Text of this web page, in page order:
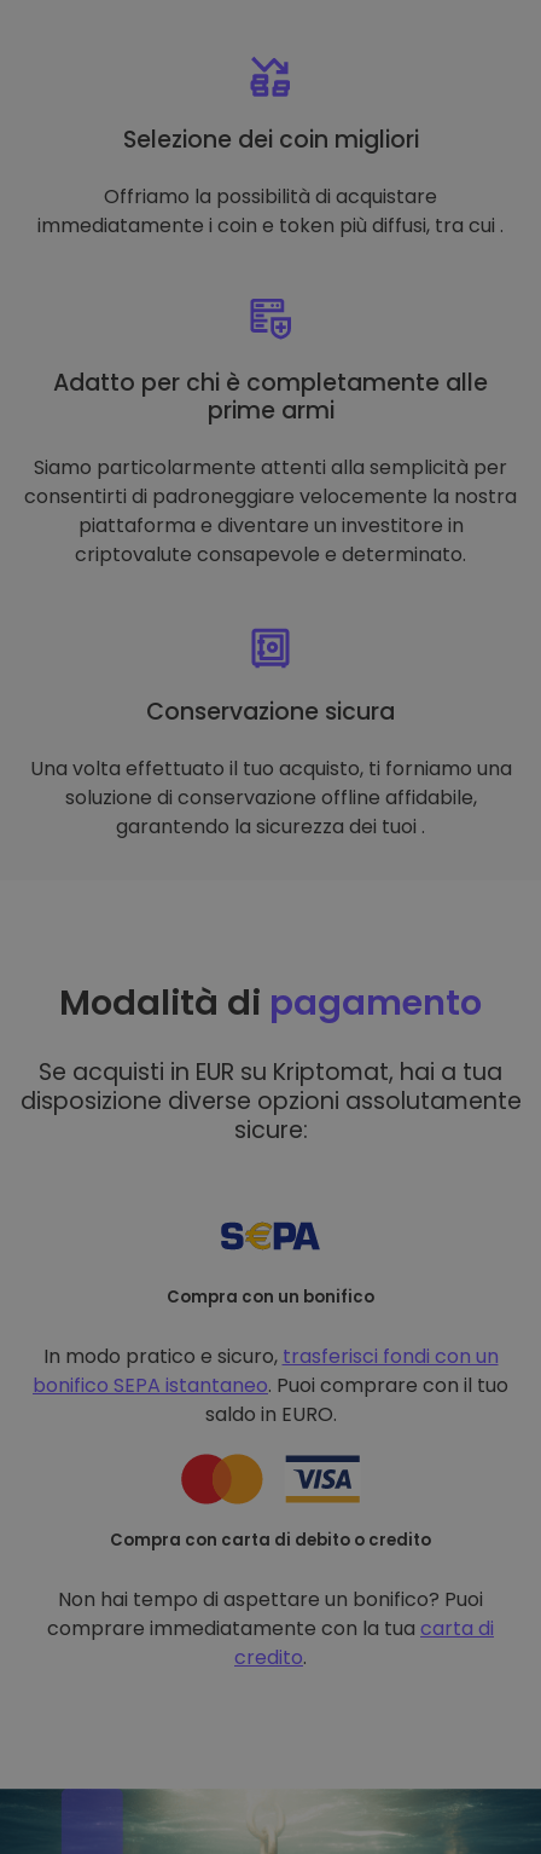
Selezione dei coin migliori
Offriamo la possibilità di acquistare
immediatamente i coin e token più diffusi, tra cui .
Adatto per chi è completamente alle
prime armi
Siamo particolarmente attenti alla semplicità per
consentirti di padroneggiare velocemente la nostra
piattaforma e diventare un investitore in
criptovalute consapevole e determinato.
Conservazione sicura
Una volta effettuato il tuo acquisto, ti forniamo una
soluzione di conservazione offline affidabile,
garantendo la sicurezza dei tuoi .
Modalità di pagamento
Se acquisti in EUR su Kriptomat, hai a tua
disposizione diverse opzioni assolutamente
sicure:
Compra con un bonifico
In modo pratico e sicuro, trasferisci fondi con un
bonifico SEPA istantaneo. Puoi comprare con il tuo
saldo in EURO.
Compra con carta di debito o credito
Non hai tempo di aspettare un bonifico? Puoi
comprare immediatamente con la tua carta di
credito.